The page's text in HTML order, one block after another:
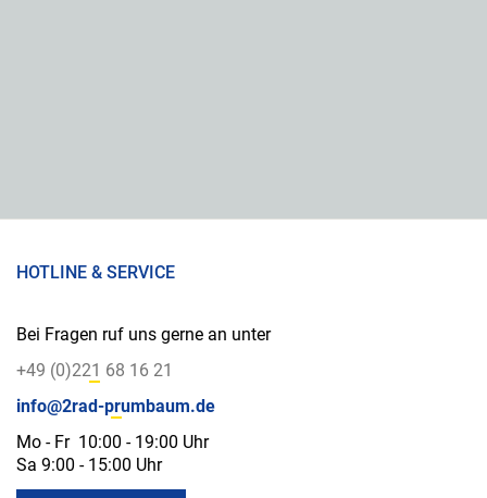
HOTLINE & SERVICE
Bei Fragen ruf uns gerne an unter
+49 (0)221 68 16 21
info@2rad-prumbaum.de
Mo - Fr 10:00 - 19:00 Uhr
Sa 9:00 - 15:00 Uhr